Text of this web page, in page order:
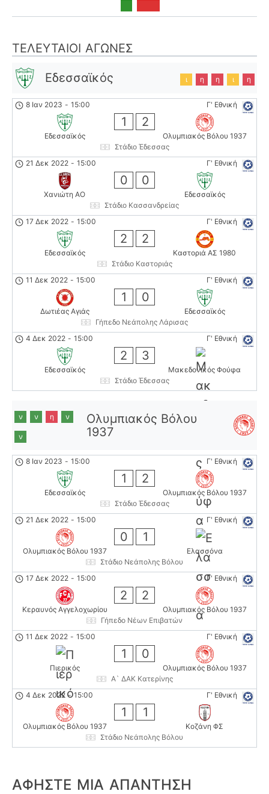
ΤΕΛΕΥΤΑΊΟΙ ΑΓΏΝΕΣ
Εδεσσαϊκός ι η η ι η
Γ' Εθνική
8 Ιαν 2023 - 15:00
Εδεσσαϊκός
1 2
Ολυμπιακός Βόλου 1937
Στάδιο Έδεσσας
Γ' Εθνική
21 Δεκ 2022 - 15:00
Χανιώτη ΑΟ
0 0
Εδεσσαϊκός
Στάδιο Κασσανδρείας
Γ' Εθνική
17 Δεκ 2022 - 15:00
Εδεσσαϊκός
2 2
Καστοριά ΑΣ 1980
Στάδιο Καστοριάς
Γ' Εθνική
11 Δεκ 2022 - 15:00
Δωτιέας Αγιάς
1 0
Εδεσσαϊκός
Γήπεδο Νεάπολης Λάρισας
Γ' Εθνική
4 Δεκ 2022 - 15:00
Εδεσσαϊκός
2 3
Μακεδονικός Φούφα
Στάδιο Έδεσσας
Ολυμπιακός Βόλου
1937
ν ν η ν
ν
Γ' Εθνική
8 Ιαν 2023 - 15:00
Εδεσσαϊκός
1 2
Ολυμπιακός Βόλου 1937
Στάδιο Έδεσσας
Γ' Εθνική
21 Δεκ 2022 - 15:00
Ολυμπιακός Βόλου 1937
0 1
Ελασσόνα
Στάδιο Νεάπολης Βόλου
Γ' Εθνική
17 Δεκ 2022 - 15:00
Κεραυνός Αγγελοχωρίου
2 2
Ολυμπιακός Βόλου 1937
Γήπεδο Νέων Επιβατών
Γ' Εθνική
11 Δεκ 2022 - 15:00
Πιερικός
1 0
Ολυμπιακός Βόλου 1937
Α` ΔΑΚ Κατερίνης
Γ' Εθνική
4 Δεκ 2022 - 15:00
Ολυμπιακός Βόλου 1937
1 1
Κοζάνη ΦΣ
Στάδιο Νεάπολης Βόλου
ΑΦΉΣΤΕ ΜΙΑ ΑΠΆΝΤΗΣΗ